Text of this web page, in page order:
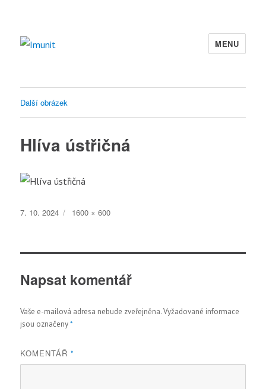
MENU
Další obrázek
Hlíva ústřičná
Publikováno:
7. 10. 2024
Původní
1600 × 600
Napsat komentář
Vaše e-mailová adresa nebude zveřejněna. Vyžadované informace
jsou označeny*
KOMENTÁŘ*